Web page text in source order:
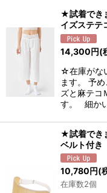
並び順:
★試着でき
イズステテ
14,300円(
☆在庫がな
ます。 予
ズと麻テコ
す。 細か
★試着でき
ベルト付き
10,780円(
在庫数2個